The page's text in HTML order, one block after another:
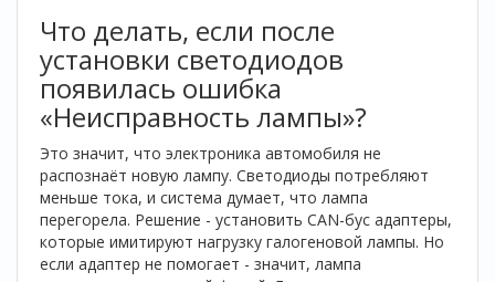
Что делать, если после
установки светодиодов
появилась ошибка
«Неисправность лампы»?
Это значит, что электроника автомобиля не
распознаёт новую лампу. Светодиоды потребляют
меньше тока, и система думает, что лампа
перегорела. Решение - установить CAN-бус адаптеры,
которые имитируют нагрузку галогеновой лампы. Но
если адаптер не помогает - значит, лампа